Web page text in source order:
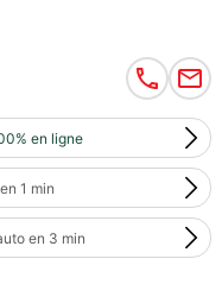
en ligne
1 min
en 3 min